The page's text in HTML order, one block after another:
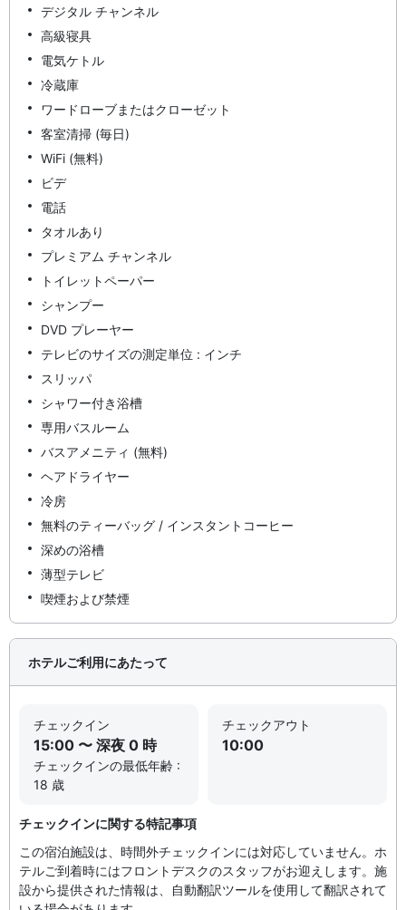
デジタル チャンネル
高級寝具
電気ケトル
冷蔵庫
ワードローブまたはクローゼット
客室清掃 (毎日)
WiFi (無料)
ビデ
電話
タオルあり
プレミアム チャンネル
トイレットペーパー
シャンプー
DVD プレーヤー
テレビのサイズの測定単位 : インチ
スリッパ
シャワー付き浴槽
専用バスルーム
バスアメニティ (無料)
ヘアドライヤー
冷房
無料のティーバッグ / インスタントコーヒー
深めの浴槽
薄型テレビ
喫煙および禁煙
ホテルご利用にあたって
チェックイン
15:00 〜 深夜 0 時
チェックインの最低年齢 :
18 歳
チェックアウト
10:00
チェックインに関する特記事項
この宿泊施設は、時間外チェックインには対応していません。ホ
テルご到着時にはフロントデスクのスタッフがお迎えします。施
設から提供された情報は、自動翻訳ツールを使用して翻訳されて